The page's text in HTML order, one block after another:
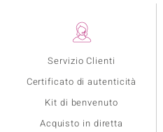
Servizio Clienti
Certificato di autenticità
Kit di benvenuto
Acquisto in diretta